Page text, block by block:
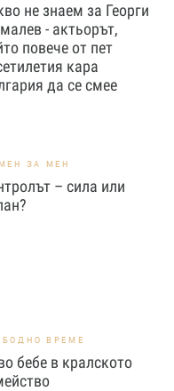
не знаем за Георги
- актьорът,
повече от пет
кара
да се смее
ЗА МЕН
– сила или
ВРЕМЕ
бебе в кралското